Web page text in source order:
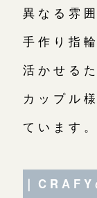
異なる雰
手作り指
活かせるた
カップル
ています。
｜
川越店
軽井沢店